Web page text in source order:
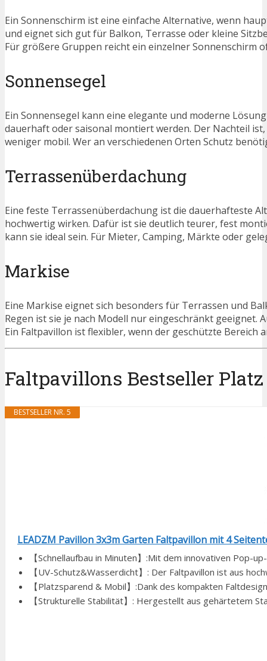
Ein Sonnenschirm ist eine einfache Alternative, wenn
und eignet sich gut für Balkon, Terrasse oder kleine
Für größere Gruppen reicht ein einzelner Sonnenschirm
Sonnensegel
Ein Sonnensegel kann eine elegante und moderne
dauerhaft oder saisonal montiert werden. Der Nachteil
weniger mobil. Wer an verschiedenen Orten Schutz
Terrassenüberdachung
Eine feste Terrassenüberdachung ist die dauerhafteste
hochwertig wirken. Dafür ist sie deutlich teurer, fest
kann sie ideal sein. Für Mieter, Camping, Märkte oder
Markise
Eine Markise eignet sich besonders für Terrassen und
Regen ist sie je nach Modell nur eingeschränkt
Ein Faltpavillon ist flexibler, wenn der geschützte Bereich
Falt­pa­villons Bestseller Platz
BESTSELLER NR. 5
LEADZM Pavillon 3x3m Garten Faltpavillon mit 4
【Schnellaufbau in Minuten】:Mit dem innovativen Pop-
【UV-Schutz&Wasserdicht】: Der Faltpavillon ist aus
【Platzsparend & Mobil】:Dank des kompakten
【Strukturelle Stabilität】: Hergestellt aus gehärtetem